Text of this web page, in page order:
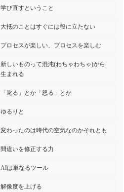
学び直すということ
大抵のことはすぐには役に立たない
プロセスが楽しい、プロセスを楽しむ
新しいものって混沌(わちゃわちゃ)から
生まれる
「叱る」とか「怒る」とか
ゆるりと
変わったのは時代の空気なのかそれとも
間違いを修正する力
AIは単なるツール
解像度を上げる